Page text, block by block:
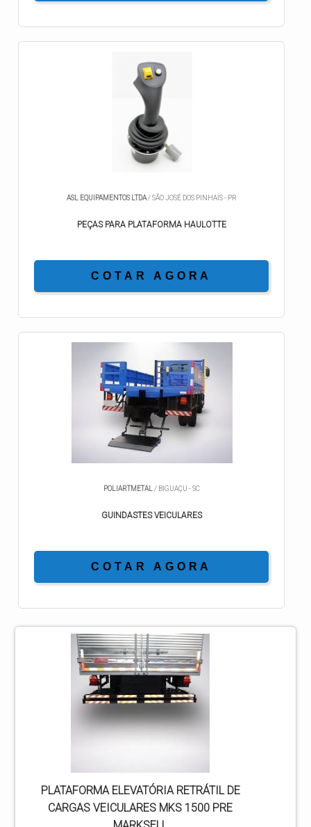
ASL EQUIPAMENTOS LTDA/ SÃO JOSÉ DOS PINHAIS - PR
PEÇAS PARA PLATAFORMA HAULOTTE
COTAR AGORA
POLIARTMETAL / BIGUAÇU - SC
GUINDASTES VEICULARES
COTAR AGORA
PLATAFORMA ELEVATÓRIA RETRÁTIL DE
CARGAS VEICULARES MKS 1500 PRE